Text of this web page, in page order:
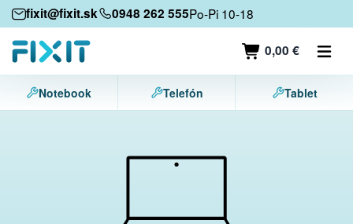
fixit@fixit.sk 0948 262 555Po-Pi 10-18
0,00 €
Mobilné zariadenia
Mobilné telefóny
Tablety
Notebook Telefón Tablet